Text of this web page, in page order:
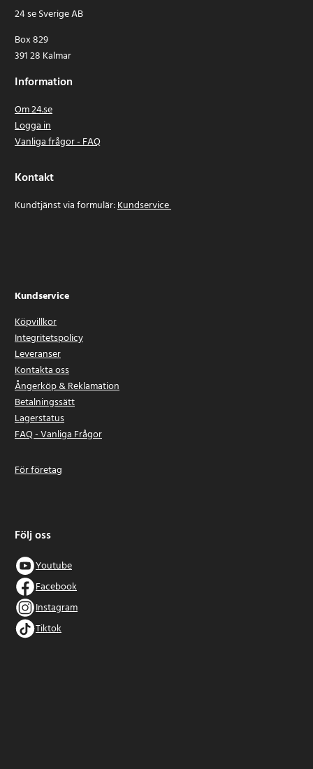
24 se Sverige AB
Box 829
391 28 Kalmar
Information
Om 24.se
Logga in
Vanliga frågor - FAQ
Kontakt
Kundtjänst via formulär:Kundservice
Kundservice
Köpvillkor
Integritetspolicy
Leveranser
Kontakta oss
Ångerköp & Reklamation
Betalningssätt
Lagerstatus
FAQ - Vanliga Frågor
För företag
Följ oss
Youtube
Facebook
Instagram
Tiktok